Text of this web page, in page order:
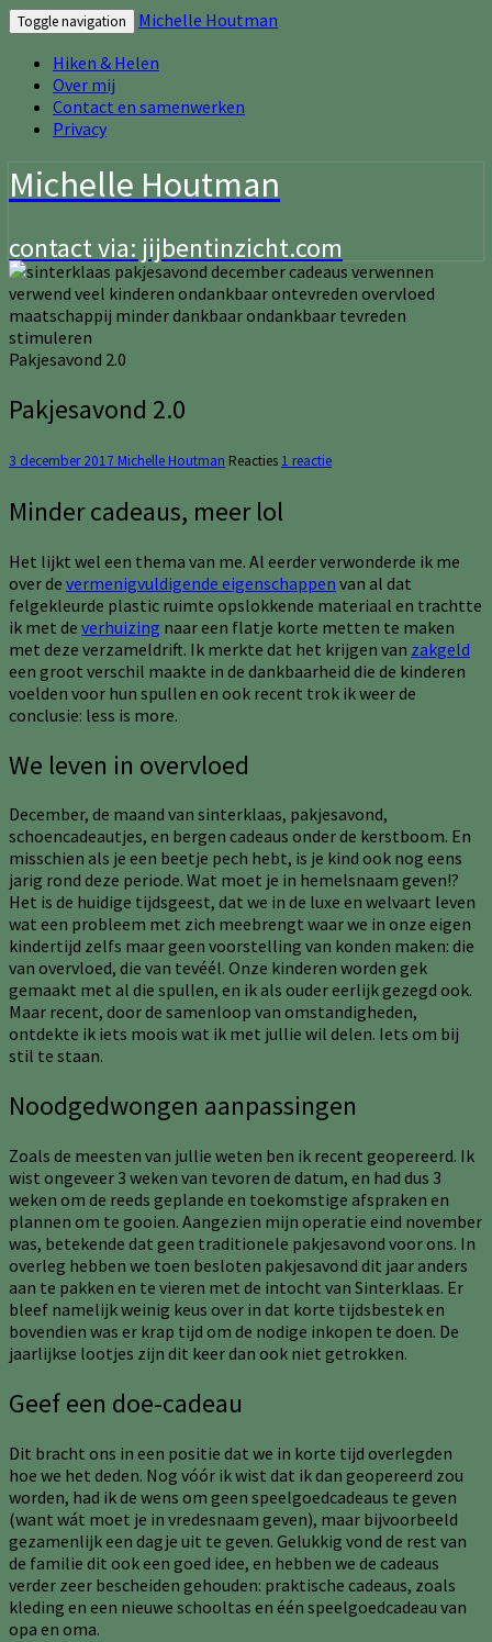
Toggle navigation
Michelle Houtman
Hiken & Helen
Over mij
Contact en samenwerken
Privacy
Michelle Houtman
contact via: jijbentinzicht.com
Pakjesavond 2.0
Pakjesavond 2.0
3 december 2017 Michelle Houtman Reacties 1 reactie
Minder cadeaus, meer lol
Het lijkt wel een thema van me. Al eerder verwonderde ik me
over de vermenigvuldigende eigenschappen van al dat
felgekleurde plastic ruimte opslokkende materiaal en trachtte
ik met de verhuizing naar een flatje korte metten te maken
met deze verzameldrift. Ik merkte dat het krijgen van zakgeld
een groot verschil maakte in de dankbaarheid die de kinderen
voelden voor hun spullen en ook recent trok ik weer de
conclusie: less is more.
We leven in overvloed
December, de maand van sinterklaas, pakjesavond,
schoencadeautjes, en bergen cadeaus onder de kerstboom. En
misschien als je een beetje pech hebt, is je kind ook nog eens
jarig rond deze periode. Wat moet je in hemelsnaam geven!?
Het is de huidige tijdsgeest, dat we in de luxe en welvaart leven
wat een probleem met zich meebrengt waar we in onze eigen
kindertijd zelfs maar geen voorstelling van konden maken: die
van overvloed, die van tevéél. Onze kinderen worden gek
gemaakt met al die spullen, en ik als ouder eerlijk gezegd ook.
Maar recent, door de samenloop van omstandigheden,
ontdekte ik iets moois wat ik met jullie wil delen. Iets om bij
stil te staan.
Noodgedwongen aanpassingen
Zoals de meesten van jullie weten ben ik recent geopereerd. Ik
wist ongeveer 3 weken van tevoren de datum, en had dus 3
weken om de reeds geplande en toekomstige afspraken en
plannen om te gooien. Aangezien mijn operatie eind november
was, betekende dat geen traditionele pakjesavond voor ons. In
overleg hebben we toen besloten pakjesavond dit jaar anders
aan te pakken en te vieren met de intocht van Sinterklaas. Er
bleef namelijk weinig keus over in dat korte tijdsbestek en
bovendien was er krap tijd om de nodige inkopen te doen. De
jaarlijkse lootjes zijn dit keer dan ook niet getrokken.
Geef een doe-cadeau
Dit bracht ons in een positie dat we in korte tijd overlegden
hoe we het deden. Nog vóór ik wist dat ik dan geopereerd zou
worden, had ik de wens om geen speelgoedcadeaus te geven
(want wát moet je in vredesnaam geven), maar bijvoorbeeld
gezamenlijk een dagje uit te geven. Gelukkig vond de rest van
de familie dit ook een goed idee, en hebben we de cadeaus
verder zeer bescheiden gehouden: praktische cadeaus, zoals
kleding en een nieuwe schooltas en één speelgoedcadeau van
opa en oma.